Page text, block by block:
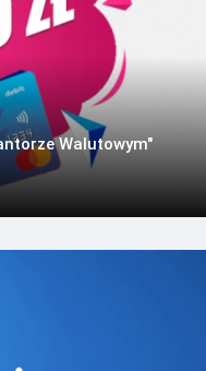
Walutowym"